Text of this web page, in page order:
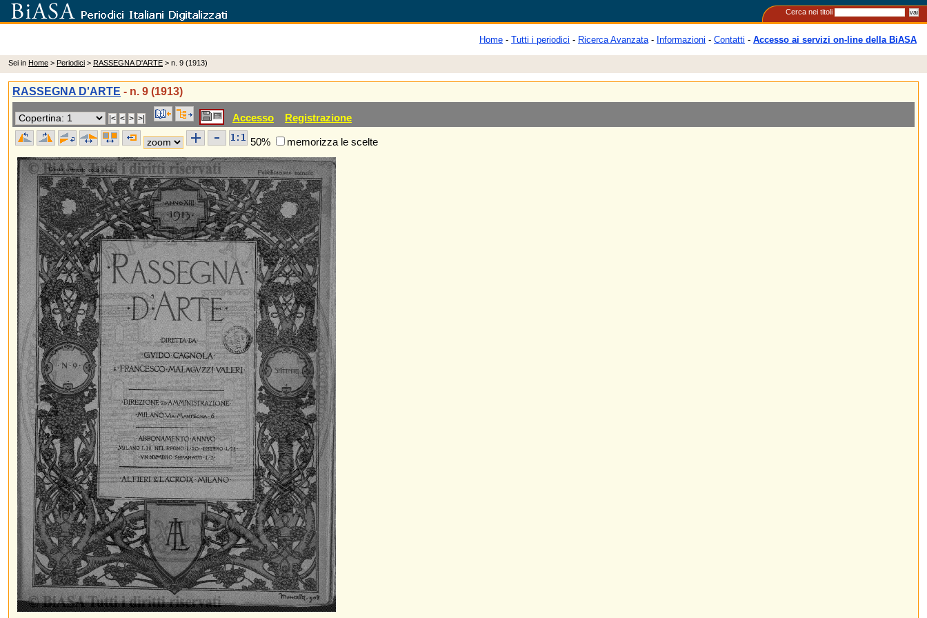
Cerca nei titoli
Home - Tutti i periodici - Ricerca Avanzata- Informazioni - Contatti - Accesso ai servizi on-line della BiASA
Sei in Home > Periodici > RASSEGNA D'ARTE > n. 9 (1913)
RASSEGNA D'ARTE - n. 9 (1913)
Accesso Registrazione
50% memorizza le scelte